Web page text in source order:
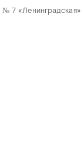
7 «Ленинградская»